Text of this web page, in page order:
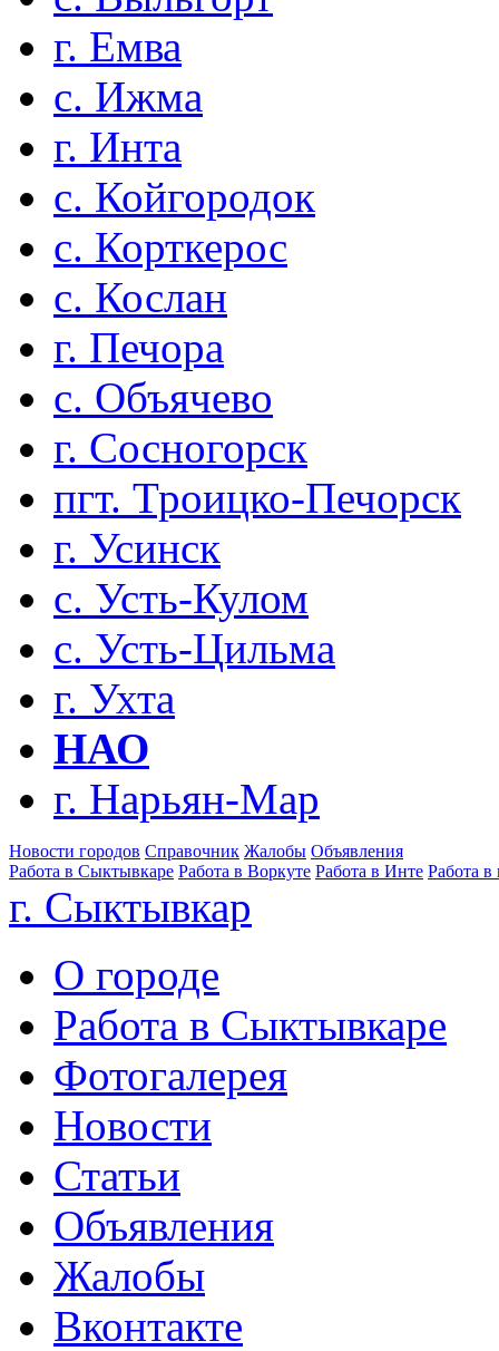
г. Емва
с. Ижма
г. Инта
с. Койгородок
с. Корткерос
с. Кослан
г. Печора
с. Объячево
г. Сосногорск
пгт. Троицко-Печорск
г. Усинск
с. Усть-Кулом
с. Усть-Цильма
г. Ухта
НАО
г. Нарьян-Мар
Новости городов Справочник Жалобы Объявления
Работа в Сыктывкаре Работа в Воркуте Работа в Инте Работа в
г. Сыктывкар
О городе
Работа в Сыктывкаре
Фотогалерея
Новости
Статьи
Объявления
Жалобы
Вконтакте